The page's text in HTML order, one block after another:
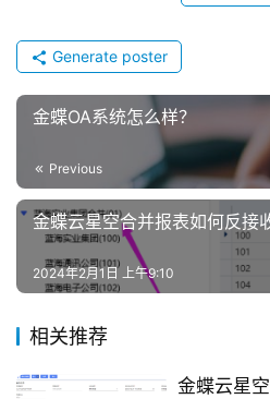
Generate poster
金蝶OA系统怎么样？
Previous
金蝶云星空合并报表如何反接
2024年2月1日 上午9:10
相关推荐
金蝶云星